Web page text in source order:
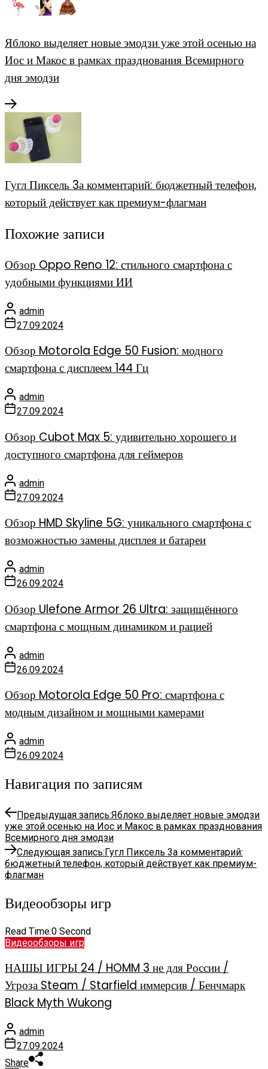
Яблоко выделяет новые эмодзи уже этой осенью на
Иос и Макос в рамках празднования Всемирного
дня эмодзи
Гугл Пиксель 3а комментарий: бюджетный телефон,
который действует как премиум-флагман
Похожие записи
Обзор Oppo Reno 12: стильного смартфона с
удобными функциями ИИ
admin
27.09.2024
Обзор Motorola Edge 50 Fusion: модного
смартфона с дисплеем 144 Гц
admin
27.09.2024
Обзор Cubot Max 5: удивительно хорошего и
доступного смартфона для геймеров
admin
27.09.2024
Обзор HMD Skyline 5G: уникального смартфона с
возможностью замены дисплея и батареи
admin
26.09.2024
Обзор Ulefone Armor 26 Ultra: защищённого
смартфона с мощным динамиком и рацией
admin
26.09.2024
Обзор Motorola Edge 50 Pro: смартфона с
модным дизайном и мощными камерами
admin
26.09.2024
Навигация по записям
Предыдущая запись:Яблоко выделяет новые эмодзи
уже этой осенью на Иос и Макос в рамках празднования
Всемирного дня эмодзи
Следующая запись:Гугл Пиксель 3а комментарий:
бюджетный телефон, который действует как премиум-
флагман
Видеообзоры игр
Read Time:0 Second
Видеообзоры игр
НАШЫ ИГРЫ 24 / HOMM 3 не для России /
Угроза Steam / Starfield иммерсив / Бенчмарк
Black Myth Wukong
admin
27.09.2024
Share